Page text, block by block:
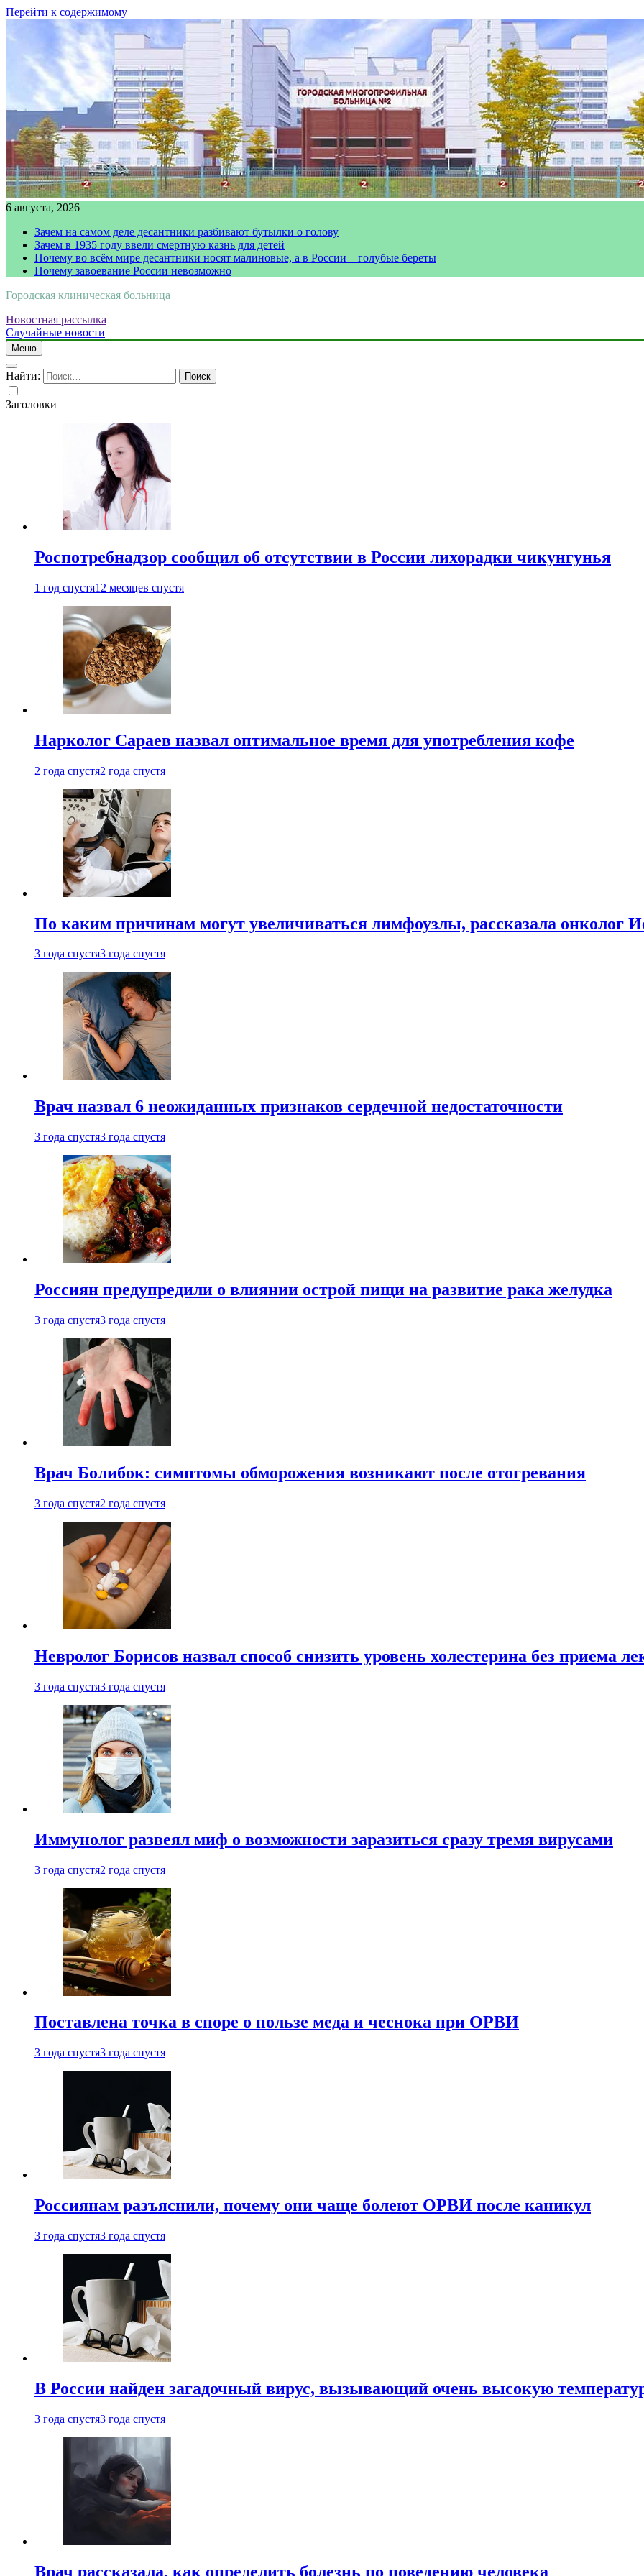
Перейти к содержимому
6 августа, 2026
Зачем на самом деле десантники разбивают бутылки о голову
Зачем в 1935 году ввели смертную казнь для детей
Почему во всём мире десантники носят малиновые, а в России – голубые береты
Почему завоевание России невозможно
Городская клиническая больница
Новостная рассылка
Случайные новости
Меню
Найти:
Заголовки
Роспотребнадзор сообщил об отсутствии в России лихорадки чикунгунья
1 год спустя12 месяцев спустя
Нарколог Сараев назвал оптимальное время для употребления кофе
2 года спустя2 года спустя
По каким причинам могут увеличиваться лимфоузлы, рассказала онколог
3 года спустя3 года спустя
Врач назвал 6 неожиданных признаков сердечной недостаточности
3 года спустя3 года спустя
Россиян предупредили о влиянии острой пищи на развитие рака желудка
3 года спустя3 года спустя
Врач Болибок: симптомы обморожения возникают после отогревания
3 года спустя2 года спустя
Невролог Борисов назвал способ снизить уровень холестерина без приема
3 года спустя3 года спустя
Иммунолог развеял миф о возможности заразиться сразу тремя вирусами
3 года спустя2 года спустя
Поставлена точка в споре о пользе меда и чеснока при ОРВИ
3 года спустя3 года спустя
Россиянам разъяснили, почему они чаще болеют ОРВИ после каникул
3 года спустя3 года спустя
В России найден загадочный вирус, вызывающий очень высокую
3 года спустя3 года спустя
Врач рассказала, как определить болезнь по поведению человека